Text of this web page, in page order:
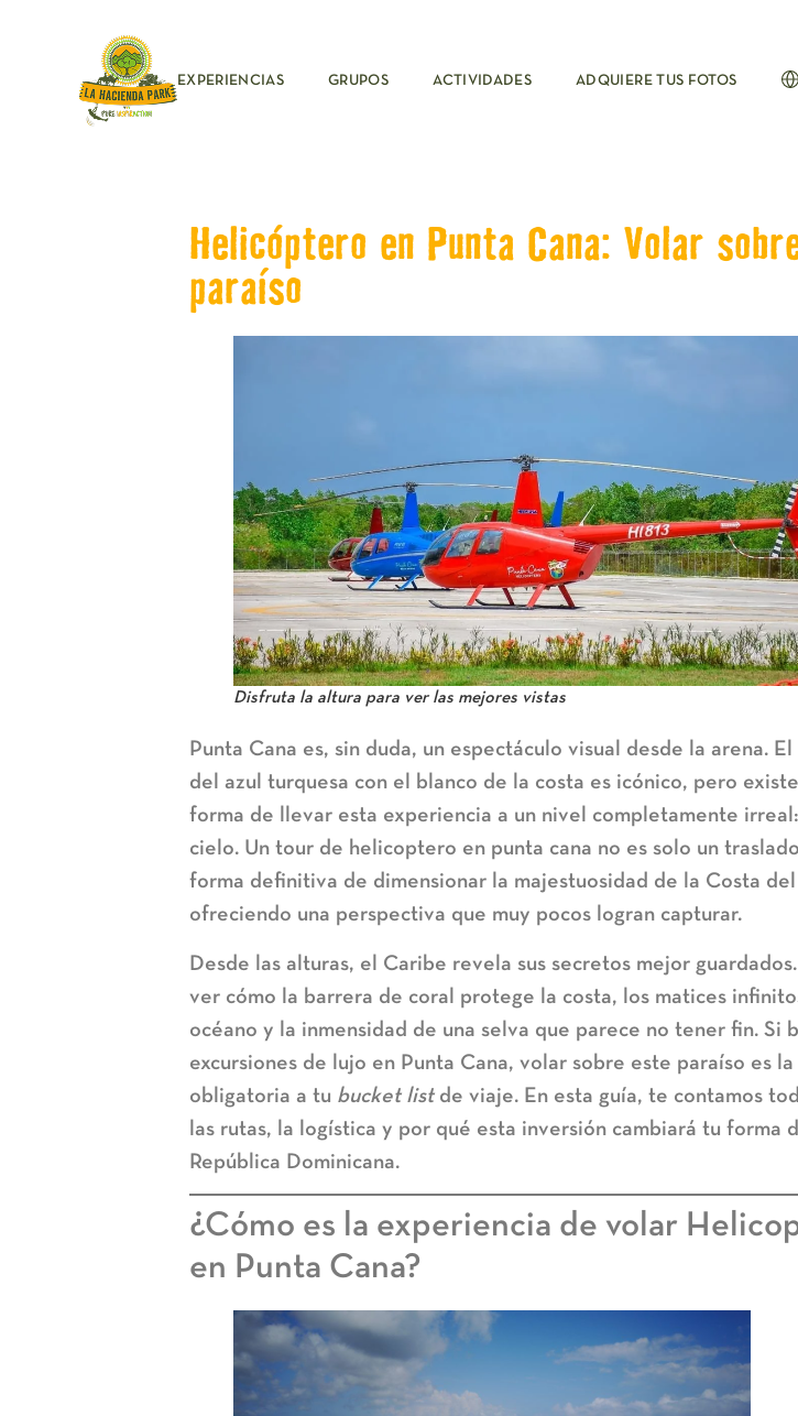
EXPERIENCIAS GRUPOS ACTIVIDADES ADQUIERE TUS FOTOS
Helicóptero en Punta Cana: Volar
paraíso
Disfruta la altura para ver las mejores vistas
Punta Cana es, sin duda, un espectáculo visual desde la arena.
del azul turquesa con el blanco de la costa es icónico, pero
forma de llevar esta experiencia a un nivel completamente
cielo. Un tour de helicoptero en punta cana no es solo un
forma definitiva de dimensionar la majestuosidad de la Costa
ofreciendo una perspectiva que muy pocos logran capturar.
Desde las alturas, el Caribe revela sus secretos mejor
ver cómo la barrera de coral protege la costa, los matices
océano y la inmensidad de una selva que parece no tener fin. Si
excursiones de lujo en Punta Cana, volar sobre este paraíso es
obligatoria a tu bucket listde viaje. En esta guía, te contamos
las rutas, la logística y por qué esta inversión cambiará tu forma
República Dominicana.
¿Cómo es la experiencia de volar
en Punta Cana?